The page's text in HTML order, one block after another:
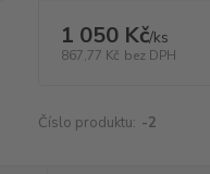
1 050 Kč/ks
867,77 Kč bez DPH
Číslo produktu: -2